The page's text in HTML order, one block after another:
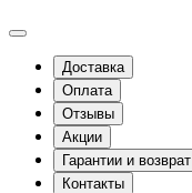
Доставка
Оплата
Отзывы
Акции
Гарантии и возврат
Контакты